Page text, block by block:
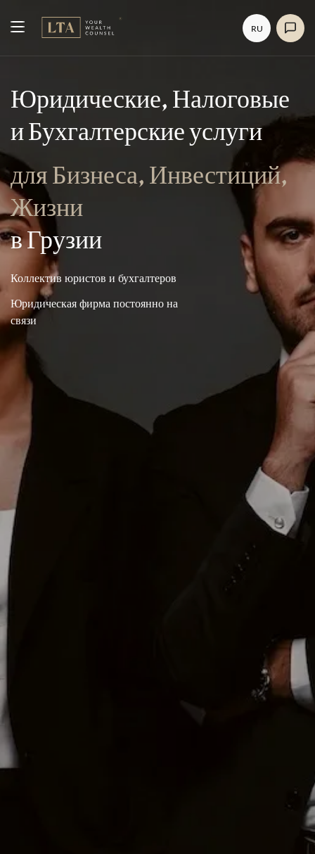
RU
Юридические, Налоговые
и Бухгалтерские услуги
для Бизнеса, Инвестиций,
Жизни
в Грузии
Коллектив юристов и бухгалтеров
Юридическая фирма постоянно на
связи